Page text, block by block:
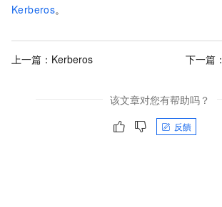
Kerberos。
上一篇： Kerberos 下一篇：
该文章对您有帮助吗？
反饋